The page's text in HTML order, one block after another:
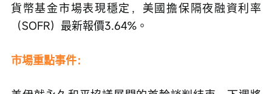
貨幣基金市場表現穩定，美國擔保隔夜融資利率
（SOFR）最新報價3.64%。
市場重點事件：